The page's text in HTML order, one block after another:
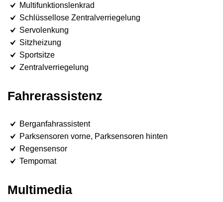
Multifunktionslenkrad
Schlüssellose Zentralverriegelung
Servolenkung
Sitzheizung
Sportsitze
Zentralverriegelung
Fahrerassistenz
Berganfahrassistent
Parksensoren vorne, Parksensoren hinten
Regensensor
Tempomat
Multimedia